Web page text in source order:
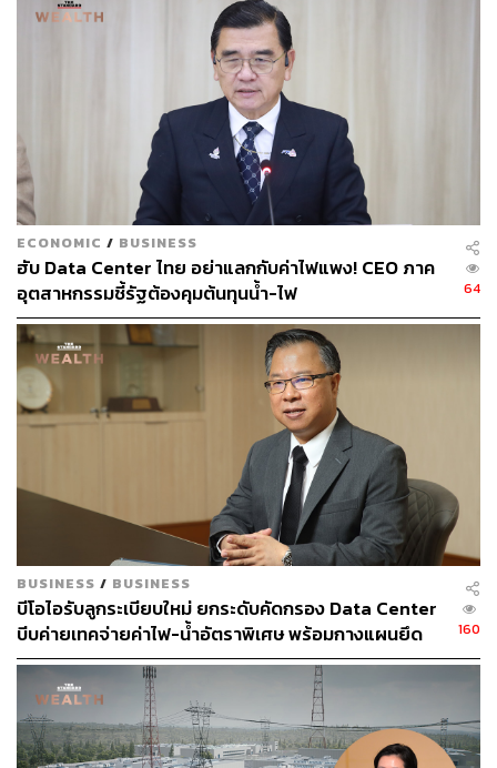
นอกจากนี้ ยังมีผู้เล่นอย่าง PLDT Inc. และ Globe Telecom
Inc. ของฟิลิปปินส์ รวมถึง PT Indosat ซึ่งเป็นผู้ให้บริการไร้
สายของ Ooredoo QPSC จากอินโดนีเซีย ที่จะเข้าสู่สนาม
ระดับภูมิภาคด้วยเช่นกัน
ทั้งนี้ เจ้าสัวธนินท์มีมูลค่าความมั่งคั่งสุทธิ 4.8 พันล้าน
ดอลลาร์ ตามดัชนี Bloomberg Billionaires ปัจจุบันเจ้าสัวธนิ
นท์เป็นประธานอาวุโสของ CP Group ซึ่งเป็นบริษัทที่มีเครือ
ข่ายใหญ่ที่สุดของประเทศไทย ครอบคลุมการทำธุรกิจทั้งใน
กลุ่มการเกษตร อาหาร ค้าปลีก และโทรคมนาคม
อ้างอิง:
https://www.bloomberg.com/news/articles/2021-09-1
0/thai-billionaire-s-cp-said-to-mull-200-million-data-c
enter-sale?sref=CVqPBMVg
สามารถติดตาม THE STANDARD WEALTH
ผ่านแอปพลิเคชันต่างๆ ที่คุณสะดวกหรือใช้งานอยู่แล้วได้เลย
TAGS: True IDC การขายกิจการ Data Center
ECONOMIC / BUSINESS
ฮับ Data Center ไทย อย่าแลกกับค่าไฟแพง! CEO ภาค
อุตสาหกรรมชี้รัฐต้องคุมต้นทุนน้ำ-ไฟ
64
BUSINESS / BUSINESS
บีโอไอรับลูกระเบียบใหม่ ยกระดับคัดกรอง Data Center
บีบค่ายเทคจ่ายค่าไฟ-น้ำอัตราพิเศษ พร้อมกางแผนยึด
ประโยชน์ประเทศเป็นหลัก
160